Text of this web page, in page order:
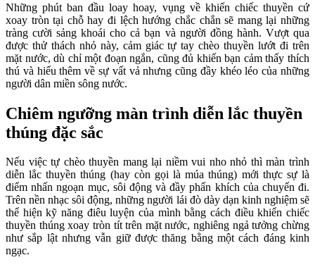
Những phút ban đầu loay hoay, vụng về khiến chiếc thuyền cứ
xoay tròn tại chỗ hay đi lệch hướng chắc chắn sẽ mang lại những
tràng cười sảng khoái cho cả bạn và người đồng hành. Vượt qua
được thử thách nhỏ này, cảm giác tự tay chèo thuyền lướt đi trên
mặt nước, dù chỉ một đoạn ngắn, cũng đủ khiến bạn cảm thấy thích
thú và hiểu thêm về sự vất vả nhưng cũng đầy khéo léo của những
người dân miền sông nước.
Chiêm ngưỡng màn trình diễn lắc thuyền
thúng đặc sắc
Nếu việc tự chèo thuyền mang lại niềm vui nho nhỏ thì màn trình
diễn lắc thuyền thúng (hay còn gọi là múa thúng) mới thực sự là
điểm nhấn ngoạn mục, sôi động và đầy phấn khích của chuyến đi.
Trên nền nhạc sôi động, những người lái đò dày dạn kinh nghiệm sẽ
thể hiện kỹ năng điêu luyện của mình bằng cách điều khiển chiếc
thuyền thúng xoay tròn tít trên mặt nước, nghiêng ngả tưởng chừng
như sắp lật nhưng vẫn giữ được thăng bằng một cách đáng kinh
ngạc.